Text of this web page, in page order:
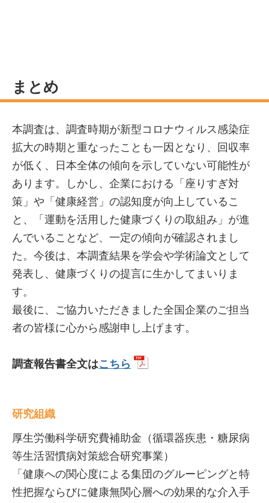
まとめ
本調査は、調査時期が新型コロナウィルス感染症
拡大の時期と重なったことも一因となり、回収率
が低く、日本全体の傾向を示していない可能性が
あります。しかし、企業における「座りすぎ対
策」や「健康経営」の認知度が向上しているこ
と、「運動を活用した健康づくりの取組み」が進
んでいることなど、一定の傾向が確認されまし
た。今後は、本調査結果を学会や学術論文として
発表し、健康づくりの提言に生かしてまいりま
す。
最後に、ご協力いただきました全国企業のご担当
者の皆様に心から感謝申し上げます。
調査報告書全文はこちら
研究組織
厚生労働科学研究費補助金（循環器疾患・糖尿病
等生活習慣病対策総合研究事業）
「健康への関心度による集団のグルーピングと特
性把握ならびに健康無関心層への効果的な介入手